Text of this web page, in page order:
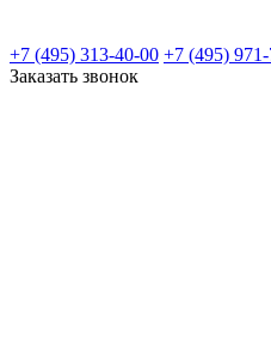
+7 (495) 313-40-00 +7 (495)
Заказать звонок